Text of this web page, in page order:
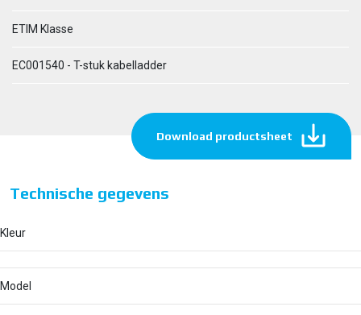
ETIM Klasse
EC001540 - T-stuk kabelladder
Download productsheet
Technische gegevens
Kleur
Model